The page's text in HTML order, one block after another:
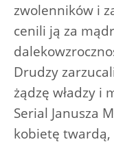
zwolenników i
cenili ją za
Drudzy
żądzę władzy i
Serial Janusza
kobietę twardą,